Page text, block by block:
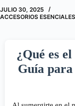
JULIO 30, 2025
ACCESORIOS ESENCIALES
¿Qué es
Guía